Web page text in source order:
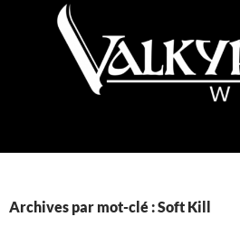
Archives par mot-clé : Soft Kill